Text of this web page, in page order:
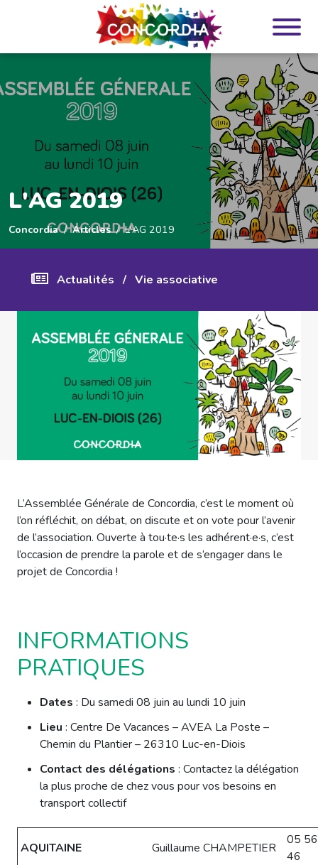
L'AG 2019
Concordia Articles L'AG 2019
Actualités / Vie associative
L’Assemblée Générale de Concordia, c’est le moment où
l’on réfléchit, on débat, on discute et on vote pour l’avenir
de l’association. Ouverte à tou·te·s les adhérent·e·s, c’est
l’occasion de prendre la parole et de s’engager dans le
projet de Concordia !
INFORMATIONS
PRATIQUES
Dates : Du samedi 08 juin au lundi 10 juin
Lieu : Centre De Vacances – AVEA La Poste –
Chemin du Plantier – 26310 Luc-en-Diois
Contact des délégations : Contactez la délégation
la plus proche de chez vous pour vos besoins en
transport collectif
AQUITAINE Guillaume CHAMPETIER
05
46
Panneau de gestion des cookies